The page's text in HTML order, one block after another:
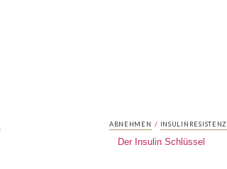
ABNEHMEN / INSULINRESISTENZ
Der Insulin Schlüssel